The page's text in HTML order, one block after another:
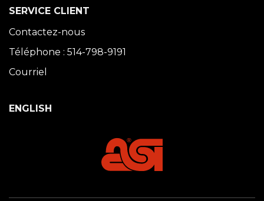
SERVICE CLIENT
Contactez-nous
Téléphone : 514-798-9191
Courriel
ENGLISH